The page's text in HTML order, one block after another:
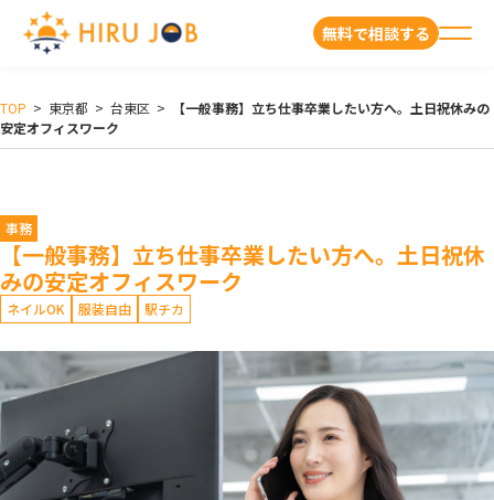
無料で相談する
TOP > 東京都 > 台東区 >
【一般事務】立ち仕事卒業したい方へ。土日祝休みの
安定オフィスワーク
事務
【一般事務】立ち仕事卒業したい方へ。土日祝休
みの安定オフィスワーク
ネイルOK 服装自由 駅チカ